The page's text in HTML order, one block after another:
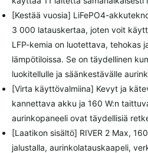
[Kestää vuosia] LiFePO4-
3 000 latauskertaa, joten voit
LFP-kemia on luotettava, tehokas
lämpötiloissa. Se on täydellinen
luokitellulle ja säänkestävälle
[Virta käyttövalmiina] Kevyt ja
kannettava akku ja 160 W:n
aurinkopaneeli ovat täydellisiä
[Laatikon sisältö] RIVER 2 Max,
jalustalla, aurinkolatauskaapeli,